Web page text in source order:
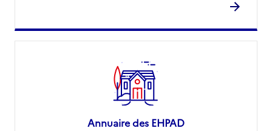
Annuaire des EHPAD